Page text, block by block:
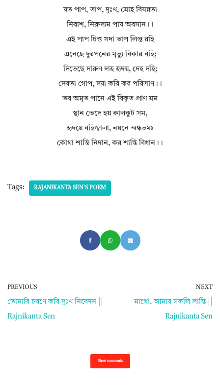
যত পাপ, তাপ, দুঃখ, মোহ বিষন্নতা
নিরাশ, নিরুদ্যম পায় অবসান।।
এই পাপ চিত্ত সদা তাপ লিপ্ত রহি
এনেছে দুরপনের মৃত্যু বিকার বহি;
দিতেছে দারুণ দাহ হৃদয়, দেহ দহি;
দেবতা গোপ, দয়া করি কর পরিত্রাণ।।
তব অমৃত পানে এই বিকৃত প্রাণ মম
স্থান ভেদে হয় কালকুট সম,
হৃদয়ে বহিজ্বালা, নয়নে অন্ধতমঃ
কোথা শান্তি নিদান, কর শান্তি বিধান।।
Tags: RAJANIKANTA SEN'S POEM
PREVIOUS
তোমারি চরণে করি দুঃখ নিবেদন ||
Rajnikanta Sen
NEXT
মাগো, আমার সকলি ভ্রান্তি ||
Rajnikanta Sen
Show comments